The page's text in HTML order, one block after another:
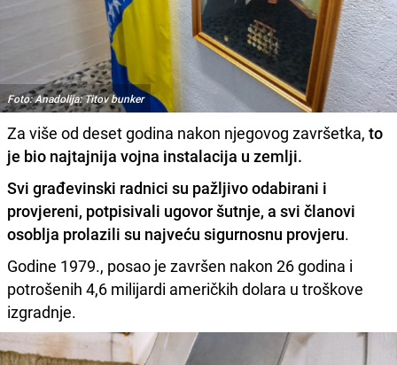
Foto: Anadolija: Titov bunker
Za više od deset godina nakon njegovog završetka, to
je bio najtajnija vojna instalacija u zemlji.
Svi građevinski radnici su pažljivo odabirani i
provjereni, potpisivali ugovor šutnje, a svi članovi
osoblja prolazili su najveću sigurnosnu provjeru.
Godine 1979., posao je završen nakon 26 godina i
potrošenih 4,6 milijardi američkih dolara u troškove
izgradnje.